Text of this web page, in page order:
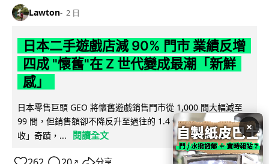
Lawton 2 日
日本二手遊戲店減 90% 門市 業績反增
四成 "懷舊"在 Z 世代變成最潮「新鮮
感」
日本零售巨頭 GEO 將懷舊遊戲銷售門市從 1,000 間大幅減至
99 間，但銷售額卻不降反升至過往的 1.4 倍。做到「減店增
收」奇蹟，...
閱讀全文
↗
×